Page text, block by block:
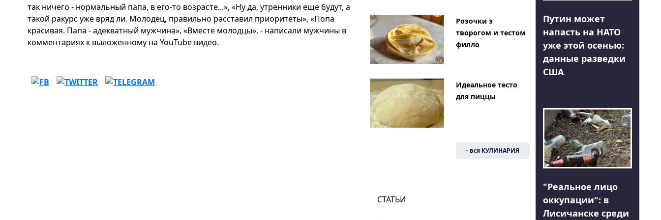
так ничего - нормальный папа, в его-то возрасте...», «Ну да, утренники еще будут, а
такой ракурс уже вряд ли. Молодец, правильно расставил приоритеты», «Попа
красивая. Папа - адекватный мужчина», «Вместе молодцы», - написали мужчины в
комментариях к выложенному на YouTube видео.
Розочки з
творогом и тестом
филло
Идеальное тесто
для пиццы
- вся КУЛИНАРИЯ
СТАТЬИ
Путин может
напасть на НАТО
уже этой осенью:
данные разведки
США
"Реальное лицо
оккупации": в
Лисичанске среди